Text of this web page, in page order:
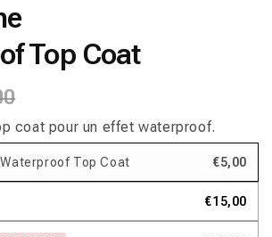
Top Coat
coat pour un effet waterproof.
Waterproof Top Coat €5,00
€15,00